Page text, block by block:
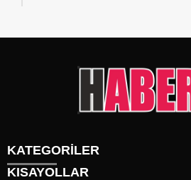
KATEGORİLER
KISAYOLLAR